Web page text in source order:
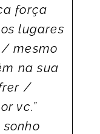
força
lugares
mesmo
na sua
/
vc.”